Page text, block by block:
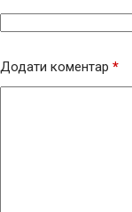
Додати коментар *